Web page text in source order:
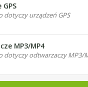
dotyczy urządzeń GPS
MP3/MP4
dotyczy odtwarzaczy MP3/